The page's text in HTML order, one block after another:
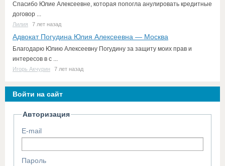
Спасибо Юлие Алексеевне, которая попогла анулировать кредитные
договор ...
Лилия 7 лет назад
Адвокат Погудина Юлия Алексеевна — Москва
Благодарю Юлию Алексеевну Погудину за защиту моих прав и
интересов в с ...
Игорь Акчурин 7 лет назад
Войти на сайт
Авторизация
E-mail
Пароль